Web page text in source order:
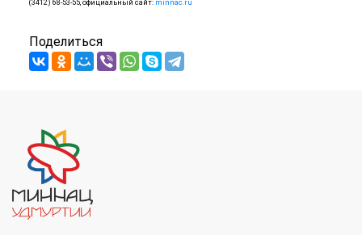
(3412) 68-53-55, официальный сайт: minnac.ru
Поделиться